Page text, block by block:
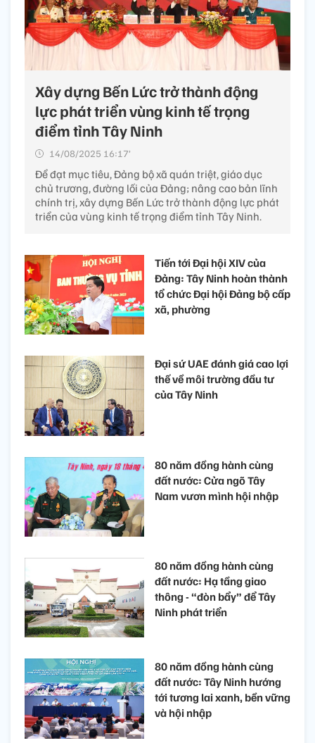
Xây dựng Bến Lức trở thành động
lực phát triển vùng kinh tế trọng
điểm tỉnh Tây Ninh
14/08/2025 16:17’
Để đạt mục tiêu, Đảng bộ xã quán triệt, giáo dục
chủ trương, đường lối của Đảng; nâng cao bản lĩnh
chính trị, xây dựng Bến Lức trở thành động lực phát
triển của vùng kinh tế trọng điểm tỉnh Tây Ninh.
Tiến tới Đại hội XIV của
Đảng: Tây Ninh hoàn thành
tổ chức Đại hội Đảng bộ cấp
xã, phường
Đại sứ UAE đánh giá cao lợi
thế về môi trường đầu tư
của Tây Ninh
80 năm đồng hành cùng
đất nước: Cửa ngõ Tây
Nam vươn mình hội nhập
80 năm đồng hành cùng
đất nước: Hạ tầng giao
thông - “đòn bẩy” để Tây
Ninh phát triển
80 năm đồng hành cùng
đất nước: Tây Ninh hướng
tới tương lai xanh, bền vững
và hội nhập